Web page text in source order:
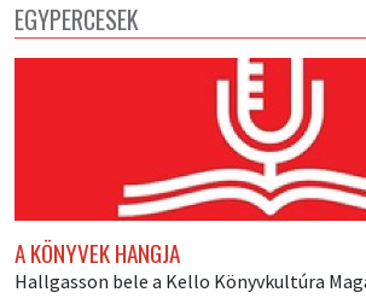
EGYPERCESEK
A KÖNYVEK HANGJA
Hallgasson bele a Kello Könyvkultúra